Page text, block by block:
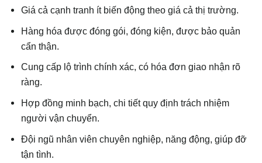
Giá cả cạnh tranh ít biến động theo giá cả thị trường.
Hàng hóa được đóng gói, đóng kiện, được bảo quản
cẩn thận.
Cung cấp lộ trình chính xác, có hóa đơn giao nhận rõ
ràng.
Hợp đồng minh bạch, chi tiết quy định trách nhiệm
người vận chuyển.
Đội ngũ nhân viên chuyên nghiệp, năng động, giúp đỡ
tận tình.